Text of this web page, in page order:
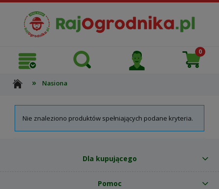
» Nasiona
Nie znaleziono produktów spełniających podane kryteria.
Dla kupującego
Pomoc